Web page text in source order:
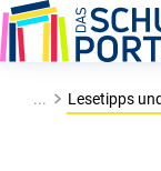
... Lesetipps